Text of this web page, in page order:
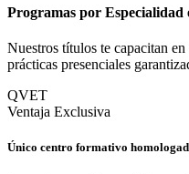
Programas por Especialidad
Nuestros títulos te capacitan
prácticas presenciales
QVET
Ventaja Exclusiva
Único centro formativo